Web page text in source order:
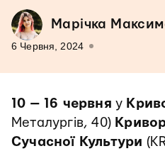
Марічка
6 Червня, 2024
10 — 16 червня у
Металургів, 40)
Сучасної Культури